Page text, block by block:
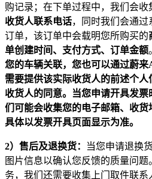
购记录；在下单过程中，我们会收
收货人联系电话，同时我们会通
订单，该订单中会载明您所购买的
单创建时间、支付方式、订单金额
您的车辆关联，您也可以通过蔚
需要提供该实际收货人的前述个
收货人的同意。当您申请开具发
们可能会收集您的电子邮箱、收货
具体以发票开具页面显示为准。
2）售后及退换货：
当您申请退换
图片信息以确认您反馈的质量问
务，我们还需要收集上门取件联